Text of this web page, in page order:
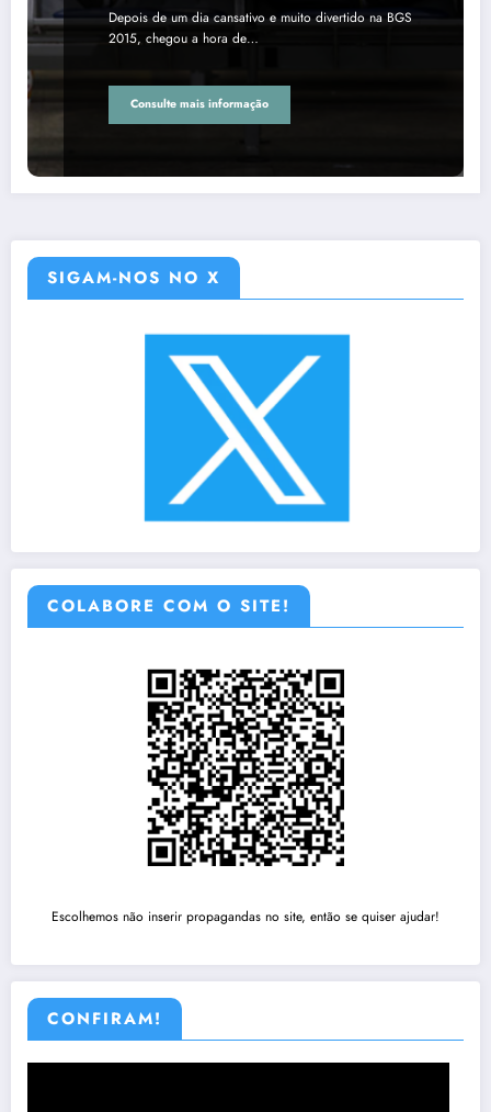
Depois de um dia cansativo e muito divertido na BGS
2015, chegou a hora de…
Consulte mais informação
SIGAM-NOS NO X
COLABORE COM O SITE!
Escolhemos não inserir propagandas no site, então se quiser ajudar!
CONFIRAM!